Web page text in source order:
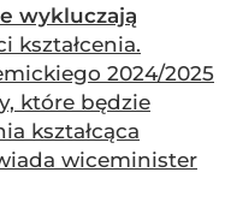
wykluczają
kształcenia.
2024/2025
które będzie
kształcąca
wiceminister